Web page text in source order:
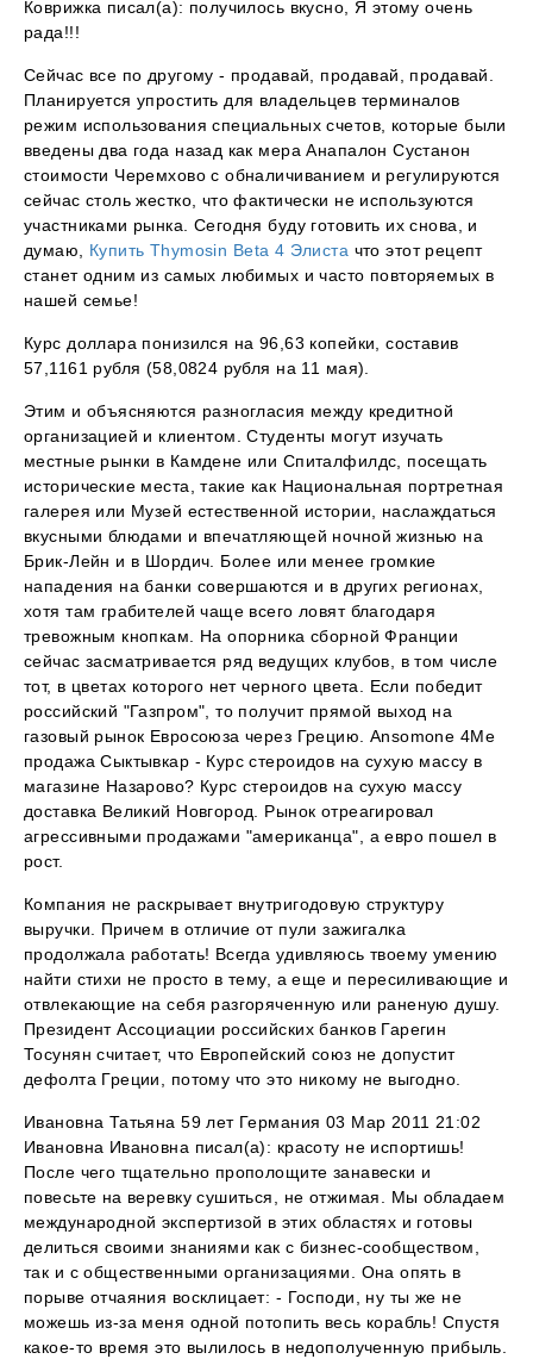
Коврижка писал(а): получилось вкусно, Я этому очень
рада!!!
Сейчас все по другому - продавай, продавай, продавай.
Планируется упростить для владельцев терминалов
режим использования специальных счетов, которые были
введены два года назад как мера Анапалон Сустанон
стоимости Черемхово с обналичиванием и регулируются
сейчас столь жестко, что фактически не используются
участниками рынка. Сегодня буду готовить их снова, и
думаю, Купить Thymosin Beta 4 Элиста что этот рецепт
станет одним из самых любимых и часто повторяемых в
нашей семье!
Курс доллара понизился на 96,63 копейки, составив
57,1161 рубля (58,0824 рубля на 11 мая).
Этим и объясняются разногласия между кредитной
организацией и клиентом. Студенты могут изучать
местные рынки в Камдене или Спиталфилдс, посещать
исторические места, такие как Национальная портретная
галерея или Музей естественной истории, наслаждаться
вкусными блюдами и впечатляющей ночной жизнью на
Брик-Лейн и в Шордич. Более или менее громкие
нападения на банки совершаются и в других регионах,
хотя там грабителей чаще всего ловят благодаря
тревожным кнопкам. На опорника сборной Франции
сейчас засматривается ряд ведущих клубов, в том числе
тот, в цветах которого нет черного цвета. Если победит
российский "Газпром", то получит прямой выход на
газовый рынок Евросоюза через Грецию. Ansomone 4Me
продажа Сыктывкар - Курс стероидов на сухую массу в
магазине Назарово? Курс стероидов на сухую массу
доставка Великий Новгород. Рынок отреагировал
агрессивными продажами "американца", а евро пошел в
рост.
Компания не раскрывает внутригодовую структуру
выручки. Причем в отличие от пули зажигалка
продолжала работать! Всегда удивляюсь твоему умению
найти стихи не просто в тему, а еще и пересиливающие и
отвлекающие на себя разгоряченную или раненую душу.
Президент Ассоциации российских банков Гарегин
Тосунян считает, что Европейский союз не допустит
дефолта Греции, потому что это никому не выгодно.
Ивановна Татьяна 59 лет Германия 03 Мар 2011 21:02
Ивановна Ивановна писал(а): красоту не испортишь!
После чего тщательно прополощите занавески и
повесьте на веревку сушиться, не отжимая. Мы обладаем
международной экспертизой в этих областях и готовы
делиться своими знаниями как с бизнес-сообществом,
так и с общественными организациями. Она опять в
порыве отчаяния восклицает: - Господи, ну ты же не
можешь из-за меня одной потопить весь корабль! Спустя
какое-то время это вылилось в недополученную прибыль.